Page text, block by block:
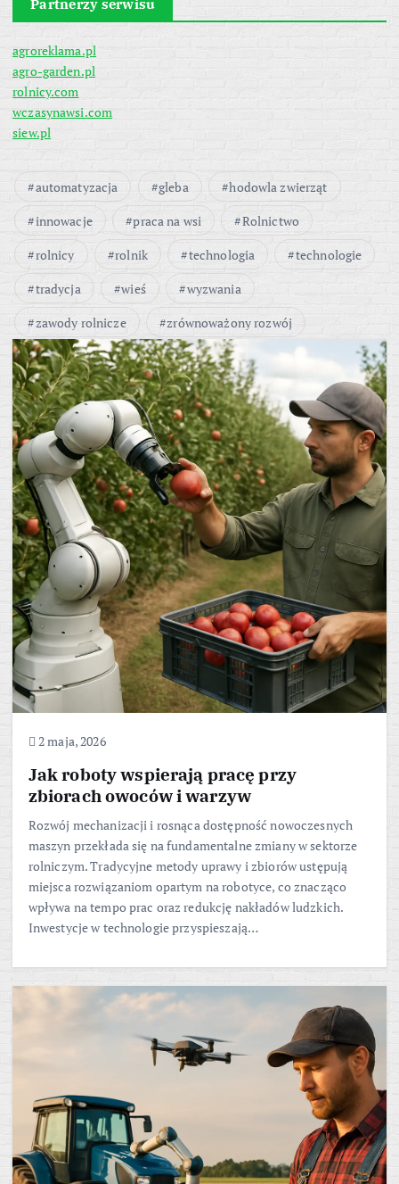
Partnerzy serwisu
agroreklama.pl
agro-garden.pl
rolnicy.com
wczasynawsi.com
siew.pl
automatyzacja gleba
hodowla zwierząt
innowacje
praca na wsi
Rolnictwo
rolnicy
rolnik technologia
technologie
tradycja
wieś
wyzwania
zawody rolnicze
zrównoważony rozwój
2 maja, 2026
Jak roboty wspierają pracę przy
zbiorach owoców i warzyw
Rozwój mechanizacji i rosnąca dostępność nowoczesnych
maszyn przekłada się na fundamentalne zmiany w sektorze
rolniczym. Tradycyjne metody uprawy i zbiorów ustępują
miejsca rozwiązaniom opartym na robotyce, co znacząco
wpływa na tempo prac oraz redukcję nakładów ludzkich.
Inwestycje w technologie przyspieszają…